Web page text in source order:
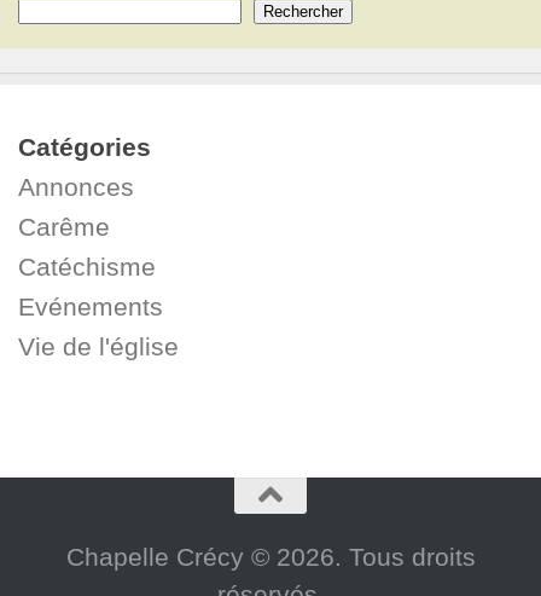
Rechercher
Catégories
Annonces
Carême
Catéchisme
Evénements
Vie de l'église
Chapelle Crécy © 2026. Tous droits